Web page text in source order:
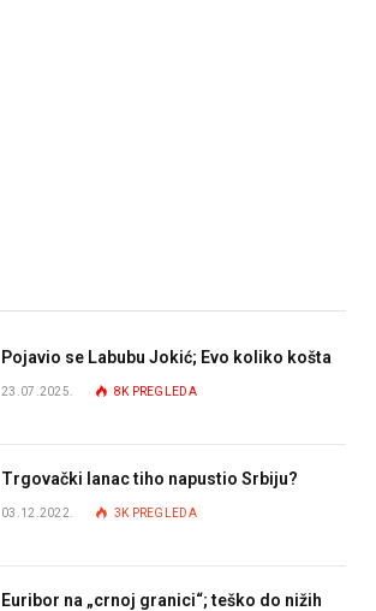
Pojavio se Labubu Jokić; Evo koliko košta
23.07.2025. 8K PREGLEDA
Trgovački lanac tiho napustio Srbiju?
03.12.2022. 3K PREGLEDA
Euribor na „crnoj granici“; teško do nižih